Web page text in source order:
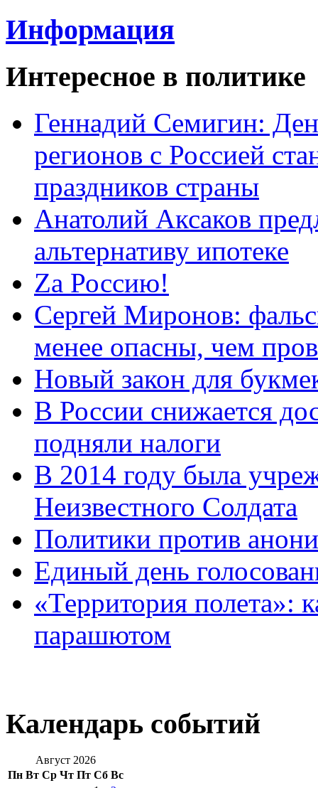
Информация
Интересное в политике
Геннадий Семигин:
регионов с Россией
праздников страны
Анатолий Аксаков
альтернативу ипотеке
Zа Россию!
Сергей Миронов:
менее опасны, чем
Новый закон для
В России снижается
подняли налоги
В 2014 году была
Неизвестного Солдата
Политики против
Единый день
«Территория полета»:
парашютом
Календарь событий
Август 2026
Пн Вт Ср Чт Пт Сб Вс